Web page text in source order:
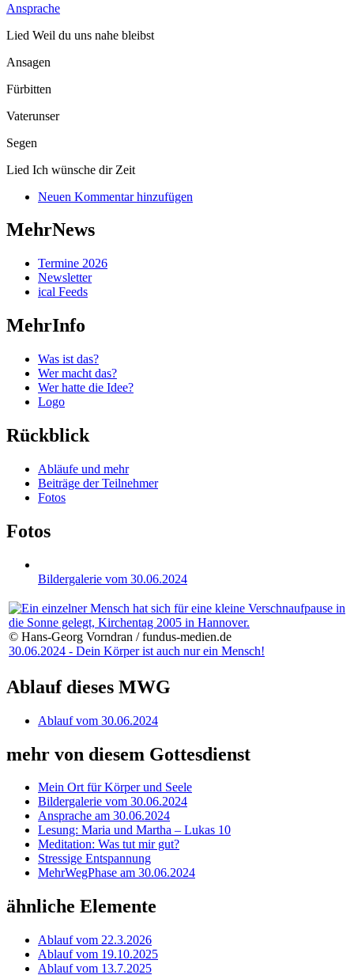
Ansprache
Lied Weil du uns nahe bleibst
Ansagen
Fürbitten
Vaterunser
Segen
Lied Ich wünsche dir Zeit
Neuen Kommentar hinzufügen
MehrNews
Termine 2026
Newsletter
ical Feeds
MehrInfo
Was ist das?
Wer macht das?
Wer hatte die Idee?
Logo
Rückblick
Abläufe und mehr
Beiträge der Teilnehmer
Fotos
Fotos
Bildergalerie vom 30.06.2024
© Hans-Georg Vorndran / fundus-medien.de
30.06.2024 - Dein Körper ist auch nur ein Mensch!
Ablauf dieses MWG
Ablauf vom 30.06.2024
mehr von diesem Gottesdienst
Mein Ort für Körper und Seele
Bildergalerie vom 30.06.2024
Ansprache am 30.06.2024
Lesung: Maria und Martha – Lukas 10
Meditation: Was tut mir gut?
Stressige Entspannung
MehrWegPhase am 30.06.2024
ähnliche Elemente
Ablauf vom 22.3.2026
Ablauf vom 19.10.2025
Ablauf vom 13.7.2025